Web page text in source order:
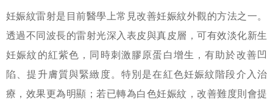
妊娠紋雷射是目前醫學上常見改善妊娠紋外觀的方法之一。
透過不同波長的雷射光深入表皮與真皮層，可有效淡化新生
妊娠紋的紅紫色，同時刺激膠原蛋白增生，有助於改善凹
陷、提升膚質與緊緻度。特別是在紅色妊娠紋階段介入治
療，效果更為明顯；若已轉為白色妊娠紋，改善難度則會提